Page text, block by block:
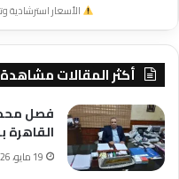
الأسعار استرشادية
أكثر المقالات مشاهدة
فصل
القاهرة
19 مايو، 2026